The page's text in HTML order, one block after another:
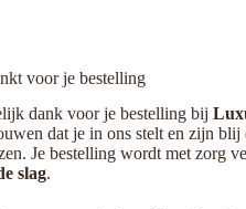
voor je bestelling
dank voor je bestelling bij
dat je in ons stelt en zijn
Je bestelling wordt met zorg
slag.